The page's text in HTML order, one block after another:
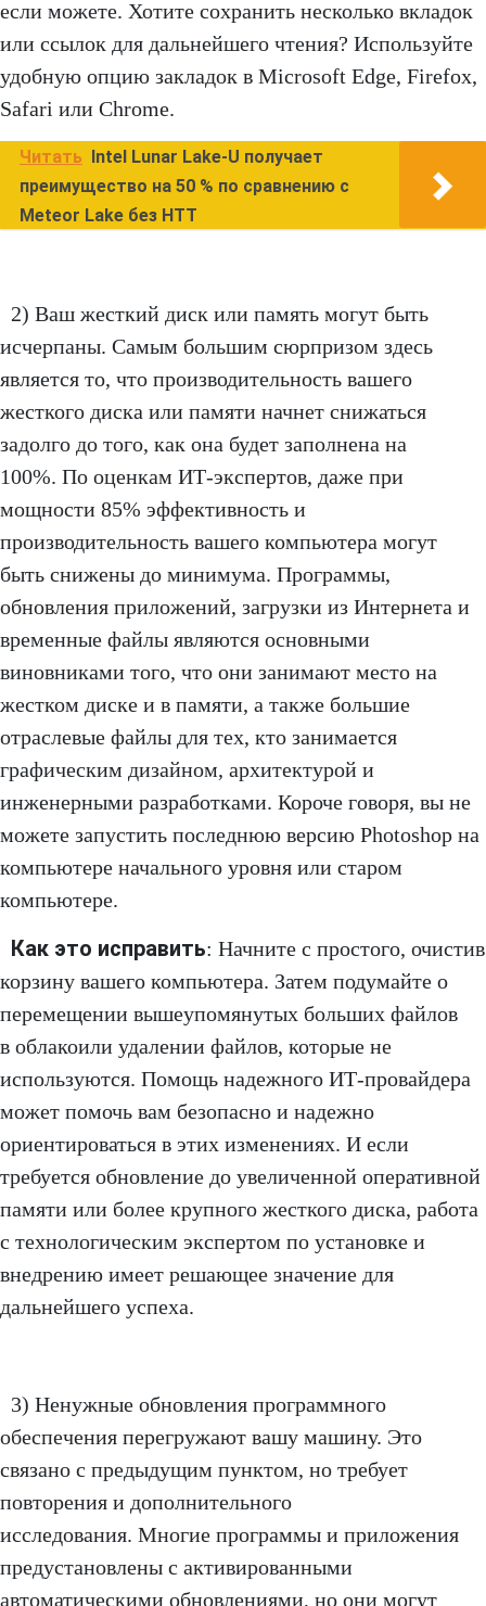
если можете. Хотите сохранить несколько вкладок
или ссылок для дальнейшего чтения? Используйте
удобную опцию закладок в Microsoft Edge, Firefox,
Safari или Chrome.
Читать
Intel Lunar Lake-U получает
преимущество на 50 % по сравнению с
Meteor Lake без HTT
2) Ваш жесткий диск или память могут быть
исчерпаны. Самым большим сюрпризом здесь
является то, что производительность вашего
жесткого диска или памяти начнет снижаться
задолго до того, как она будет заполнена на
100%. По оценкам ИТ-экспертов, даже при
мощности 85% эффективность и
производительность вашего компьютера могут
быть снижены до минимума. Программы,
обновления приложений, загрузки из Интернета и
временные файлы являются основными
виновниками того, что они занимают место на
жестком диске и в памяти, а также большие
отраслевые файлы для тех, кто занимается
графическим дизайном, архитектурой и
инженерными разработками. Короче говоря, вы не
можете запустить последнюю версию Photoshop на
компьютере начального уровня или старом
компьютере.
Как это исправить: Начните с простого, очистив
корзину вашего компьютера. Затем подумайте о
перемещении вышеупомянутых больших файлов
в облакоили удалении файлов, которые не
используются. Помощь надежного ИТ-провайдера
может помочь вам безопасно и надежно
ориентироваться в этих изменениях. И если
требуется обновление до увеличенной оперативной
памяти или более крупного жесткого диска, работа
с технологическим экспертом по установке и
внедрению имеет решающее значение для
дальнейшего успеха.
3) Ненужные обновления программного
обеспечения перегружают вашу машину. Это
связано с предыдущим пунктом, но требует
повторения и дополнительного
исследования. Многие программы и приложения
предустановлены с активированными
автоматическими обновлениями, но они могут